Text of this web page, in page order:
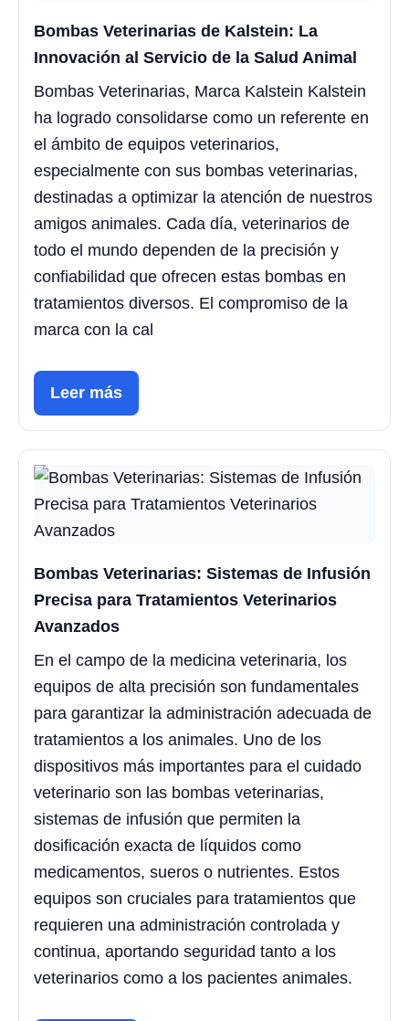
Bombas Veterinarias de Kalstein: La
Innovación al Servicio de la Salud Animal
Bombas Veterinarias, Marca Kalstein Kalstein
ha logrado consolidarse como un referente en
el ámbito de equipos veterinarios,
especialmente con sus bombas veterinarias,
destinadas a optimizar la atención de nuestros
amigos animales. Cada día, veterinarios de
todo el mundo dependen de la precisión y
confiabilidad que ofrecen estas bombas en
tratamientos diversos. El compromiso de la
marca con la cal
Leer más
Bombas Veterinarias: Sistemas de Infusión
Precisa para Tratamientos Veterinarios
Avanzados
En el campo de la medicina veterinaria, los
equipos de alta precisión son fundamentales
para garantizar la administración adecuada de
tratamientos a los animales. Uno de los
dispositivos más importantes para el cuidado
veterinario son las bombas veterinarias,
sistemas de infusión que permiten la
dosificación exacta de líquidos como
medicamentos, sueros o nutrientes. Estos
equipos son cruciales para tratamientos que
requieren una administración controlada y
continua, aportando seguridad tanto a los
veterinarios como a los pacientes animales.